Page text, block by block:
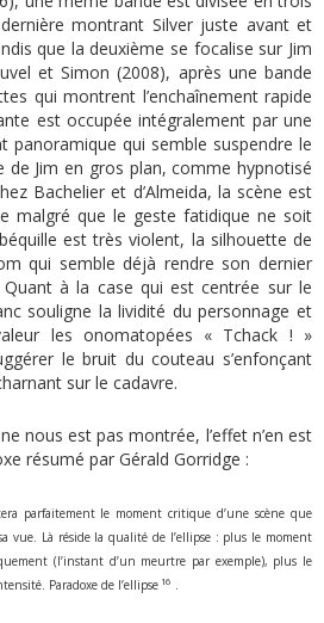
montrant Silver juste avant et
que la deuxième se focalise sur Jim
et Simon (2008), après une bande
qui montrent l’enchaînement rapide
est occupée intégralement par une
panoramique qui semble suspendre le
de Jim en gros plan, comme hypnotisé
Bachelier et d’Almeida, la scène est
malgré que le geste fatidique ne soit
est très violent, la silhouette de
qui semble déjà rendre son dernier
à la case qui est centrée sur le
souligne la lividité du personnage et
les onomatopées « Tchack ! »
le bruit du couteau s’enfonçant
sur le cadavre.
nous est pas montrée, l’effet n’en est
résumé par Gérald Gorridge :
parfaitement le moment critique d’une scène que
vue. Là réside la qualité de l’ellipse : plus le moment
(l’instant d’un meurtre par exemple), plus le
Paradoxe de l’ellipse16 .